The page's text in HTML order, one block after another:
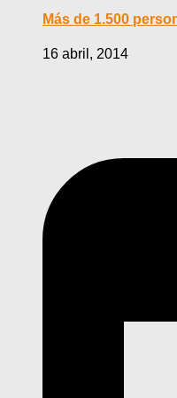
Más de 1.500
16 abril, 2014